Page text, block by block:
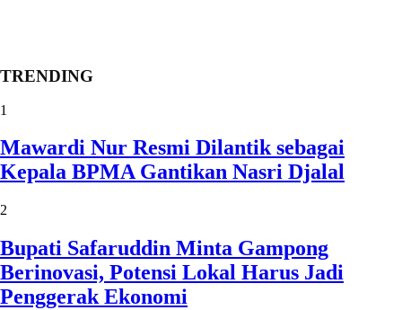
TRENDING
1
Mawardi Nur Resmi Dilantik sebagai
Kepala BPMA Gantikan Nasri Djalal
2
Bupati Safaruddin Minta Gampong
Berinovasi, Potensi Lokal Harus Jadi
Penggerak Ekonomi